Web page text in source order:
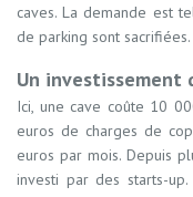
caves. La demande est
de parking sont sacrifiées.
Un investissement
Ici, une cave coûte 10
euros de charges de
euros par mois. Depuis
investi par des starts-